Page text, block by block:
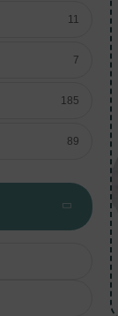
11
7
185
89